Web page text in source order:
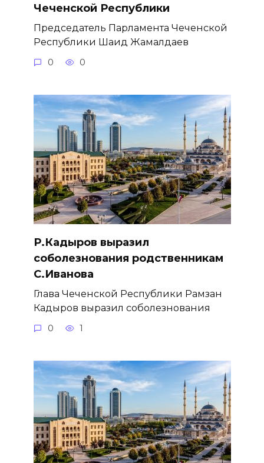
Чеченской Республики
Председатель Парламента Чеченской
Республики Шаид Жамалдаев
0 0
Р.Кадыров выразил
соболезнования родственникам
С.Иванова
Глава Чеченской Республики Рамзан
Кадыров выразил соболезнования
0 1